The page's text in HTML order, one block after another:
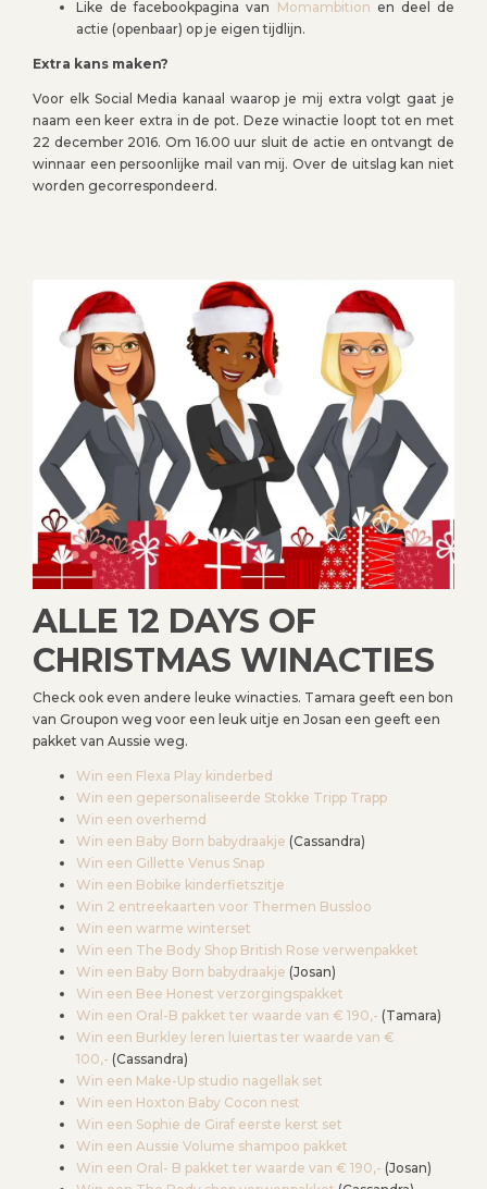
Like de facebookpagina van Momambition en deel de
actie (openbaar) op je eigen tijdlijn.
Extra kans maken?
Voor elk Social Media kanaal waarop je mij extra volgt gaat je
naam een keer extra in de pot. Deze winactie loopt tot en met
22 december 2016. Om 16.00 uur sluit de actie en ontvangt de
winnaar een persoonlijke mail van mij. Over de uitslag kan niet
worden gecorrespondeerd.
ALLE 12 DAYS OF
CHRISTMAS WINACTIES
Check ook even andere leuke winacties. Tamara geeft een bon
van Groupon weg voor een leuk uitje en Josan een geeft een
pakket van Aussie weg.
Win een Flexa Play kinderbed
Win een gepersonaliseerde Stokke Tripp Trapp
Win een overhemd
Win een Baby Born babydraakje (Cassandra)
Win een Gillette Venus Snap
Win een Bobike kinderfietszitje
Win 2 entreekaarten voor Thermen Bussloo
Win een warme winterset
Win een The Body Shop British Rose verwenpakket
Win een Baby Born babydraakje (Josan)
Win een Bee Honest verzorgingspakket
Win een Oral-B pakket ter waarde van € 190,- (Tamara)
Win een Burkley leren luiertas ter waarde van €
100,- (Cassandra)
Win een Make-Up studio nagellak set
Win een Hoxton Baby Cocon nest
Win een Sophie de Giraf eerste kerst set
Win een Aussie Volume shampoo pakket
Win een Oral- B pakket ter waarde van € 190,- (Josan)